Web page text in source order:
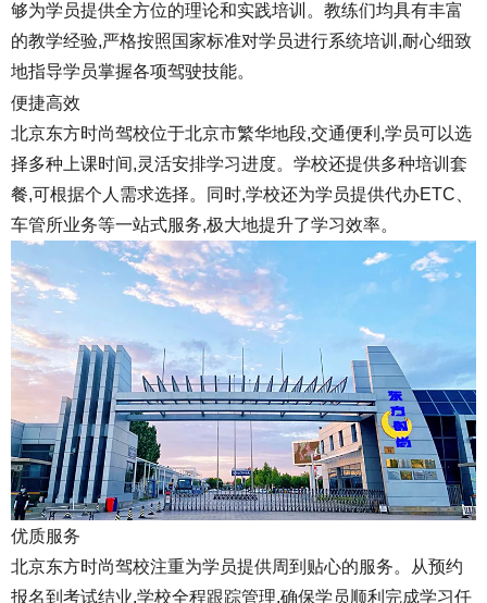
够为学员提供全方位的理论和实践培训。教练们均具有丰富
的教学经验,严格按照国家标准对学员进行系统培训,耐心细致
地指导学员掌握各项驾驶技能。
便捷高效
北京东方时尚驾校位于北京市繁华地段,交通便利,学员可以选
择多种上课时间,灵活安排学习进度。学校还提供多种培训套
餐,可根据个人需求选择。同时,学校还为学员提供代办ETC、
车管所业务等一站式服务,极大地提升了学习效率。
优质服务
北京东方时尚驾校注重为学员提供周到贴心的服务。从预约
报名到考试结业,学校全程跟踪管理,确保学员顺利完成学习任